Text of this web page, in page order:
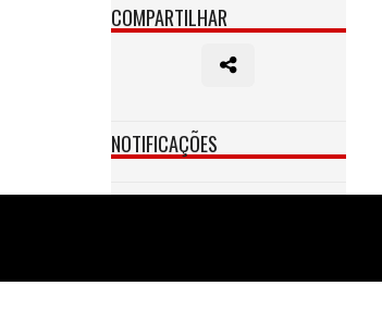
COMPARTILHAR
NOTIFICAÇÕES